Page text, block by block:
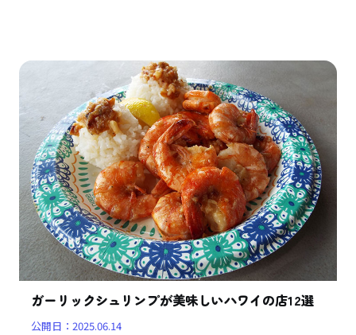
ガーリックシュリンプが美味しいハワイの店12選
公開日：2025.06.14